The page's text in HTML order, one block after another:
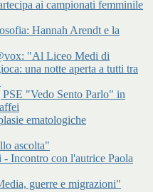
ai campionati femminile
Hannah Arendt e la
"Al Liceo Medi di
una notte aperta a tutti tra
"Vedo Sento Parlo" in
ematologiche
ascolta"
Incontro con l'autrice Paola
guerre e migrazioni"